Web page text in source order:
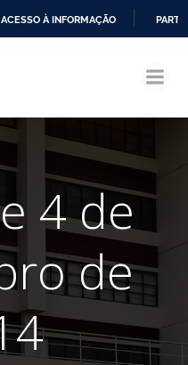
ACESSO À INFORMAÇÃO
4 de
de